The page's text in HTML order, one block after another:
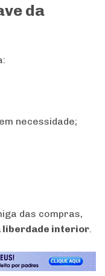
da
necessidade;
das compras,
liberdade interior